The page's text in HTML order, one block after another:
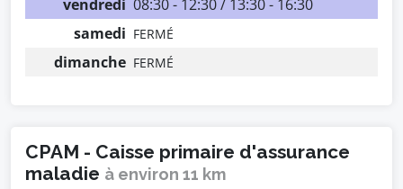
vendredi 08:30 - 12:30 / 13:30 - 16:30
samedi FERMÉ
dimanche FERMÉ
CPAM - Caisse primaire d'assurance
maladie à environ 11 km